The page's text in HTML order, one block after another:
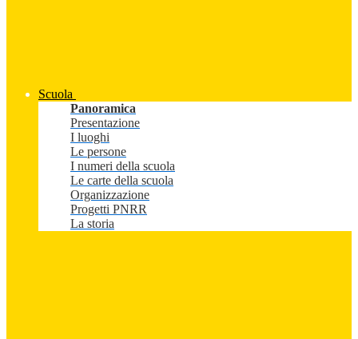
Scuola
Panoramica
Presentazione
I luoghi
Le persone
I numeri della scuola
Le carte della scuola
Organizzazione
Progetti PNRR
La storia